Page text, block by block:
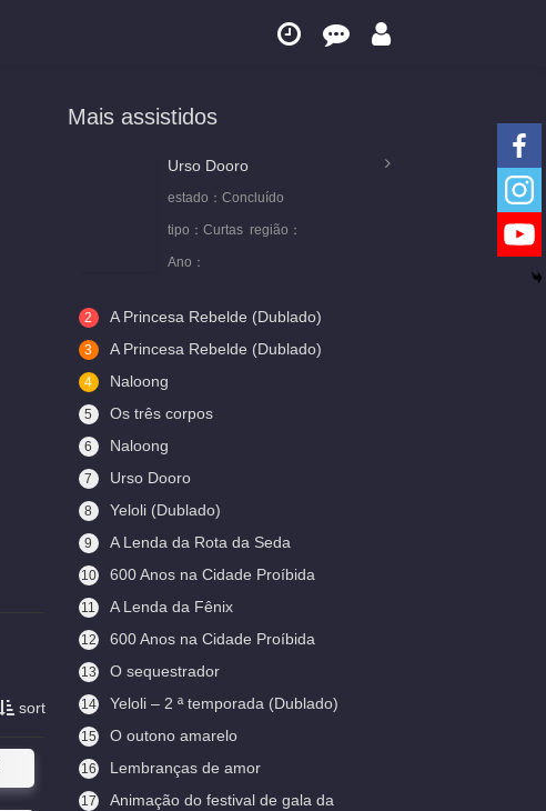
sort
Mais assistidos
Urso Dooro
estado： Concluído
tipo： Curtas região：
Ano：
2 A Princesa Rebelde (Dublado)
3 A Princesa Rebelde (Dublado)
4 Naloong
5 Os três corpos
6 Naloong
7 Urso Dooro
8 Yeloli (Dublado)
9 A Lenda da Rota da Seda
10
600 Anos na Cidade Proíbida
(Legendado)
11 A Lenda da Fênix
12 600 Anos na Cidade Proíbida
13 O sequestrador
14 Yeloli – 2 ª temporada (Dublado)
15 O outono amarelo
16 Lembranças de amor
17
Animação do festival de gala da